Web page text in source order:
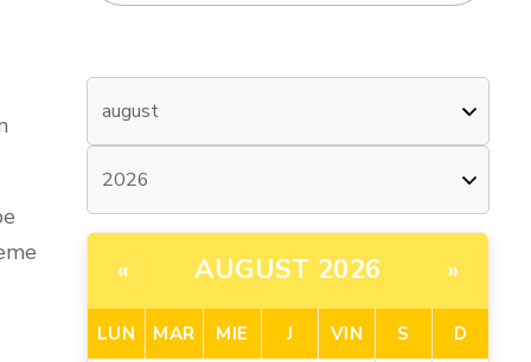
« AUGUST 2026 »
LUN MAR MIE J VIN S D